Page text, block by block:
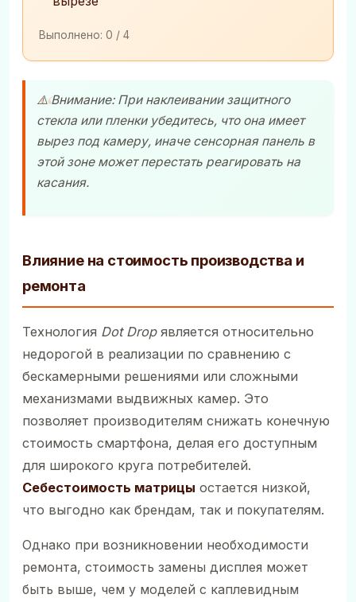
Выполнено: 0 / 4
⚠️ Внимание: При наклеивании защитного
стекла или пленки убедитесь, что она имеет
вырез под камеру, иначе сенсорная панель в
этой зоне может перестать реагировать на
касания.
Влияние на стоимость производства и
ремонта
Технология Dot Dropявляется относительно
недорогой в реализации по сравнению с
бескамерными решениями или сложными
механизмами выдвижных камер. Это
позволяет производителям снижать конечную
стоимость смартфона, делая его доступным
для широкого круга потребителей.
Себестоимость матрицы остается низкой,
что выгодно как брендам, так и покупателям.
Однако при возникновении необходимости
ремонта, стоимость замены дисплея может
быть выше, чем у моделей с каплевидным